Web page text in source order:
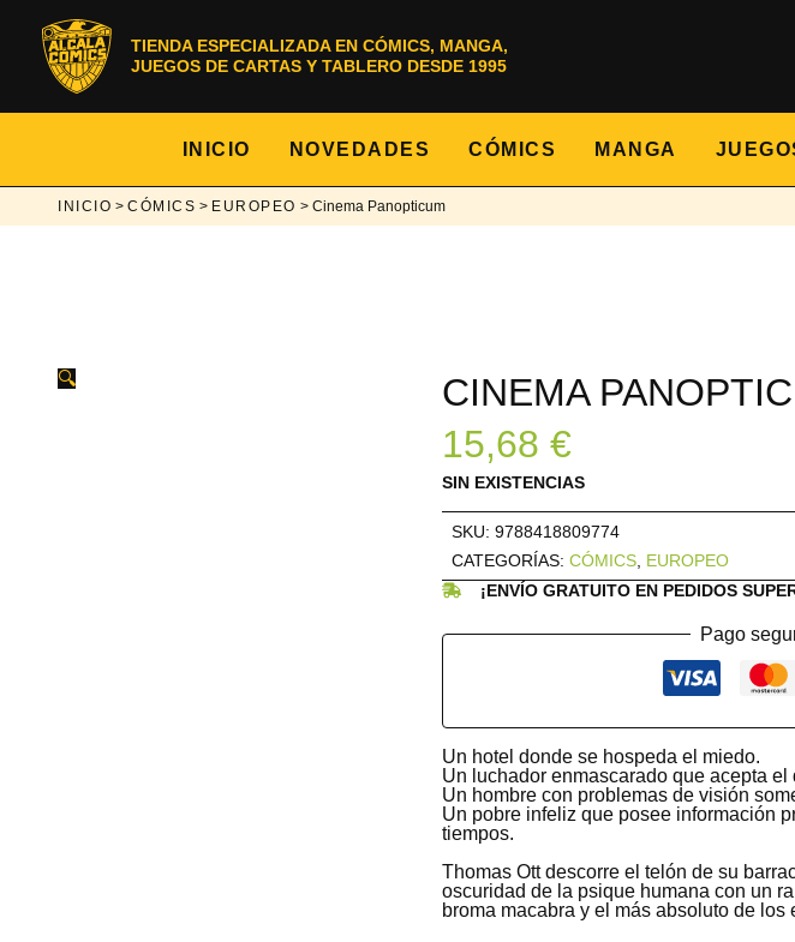
contenido
TIENDA ESPECIALIZADA EN CÓMICS, MANGA,
JUEGOS DE CARTAS Y TABLERO DESDE 1995
INICIO NOVEDADES CÓMICS MANGA
INICIO > CÓMICS > EUROPEO > Cinema Panopticum
🔍
CINEMA
15,68 €
SIN EXISTENCIAS
SKU: 9788418809774
CATEGORÍAS: CÓMICS EUROPEO
¡ENVÍO GRATUITO EN PEDIDOS
Pago
Un hotel donde se hospeda el miedo.
Un luchador enmascarado que acepta
Un hombre con problemas de visión
Un pobre infeliz que posee información
tiempos.
Thomas Ott descorre el telón de su
oscuridad de la psique humana con un
broma macabra y el más absoluto de los